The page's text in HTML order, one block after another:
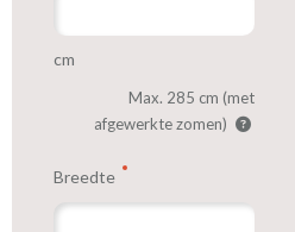
cm
Max. 285 cm (met
afgewerkte zomen)
Breedte